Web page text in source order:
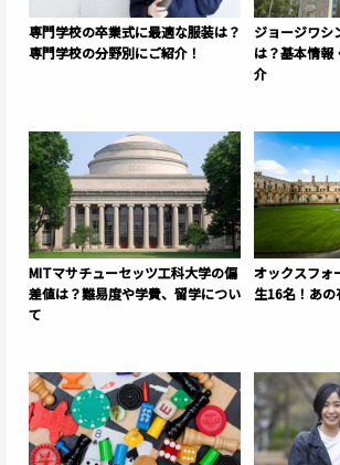
専門学校の卒業式に最適な服装は？
専門学校の分野別にご紹介！
ジョージワシ
は？基本情報
介
MITマサチューセッツ工科大学の偏
差値は？難易度や学費、留学につい
て
オックスフォ
生16名！あ